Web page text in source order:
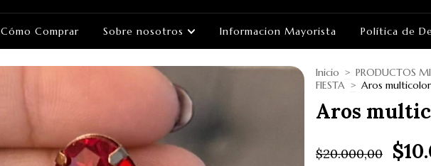
Cómo Comprar Sobre nosotros Informacion Mayorista Política de
Inicio > PRODUCTOS
FIESTA > Aros multicolor
Aros
$20.000,00